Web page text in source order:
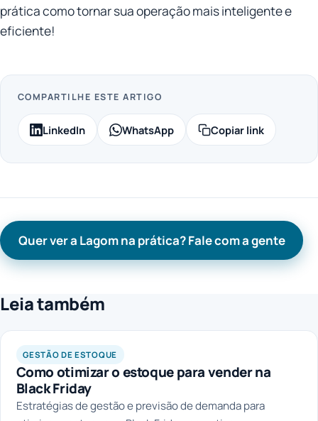
prática como tornar sua operação mais inteligente e
eficiente!
COMPARTILHE ESTE ARTIGO
LinkedIn WhatsApp Copiar link
Quer ver a Lagom na prática? Fale com a gente
Leia também
GESTÃO DE ESTOQUE
Como otimizar o estoque para vender na
Black Friday
Estratégias de gestão e previsão de demanda para